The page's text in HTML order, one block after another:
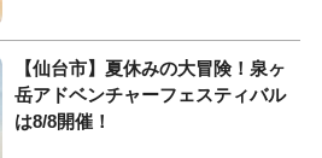
【仙台市】夏休みの大冒険！泉ヶ
岳アドベンチャーフェスティバル
は8/8開催！